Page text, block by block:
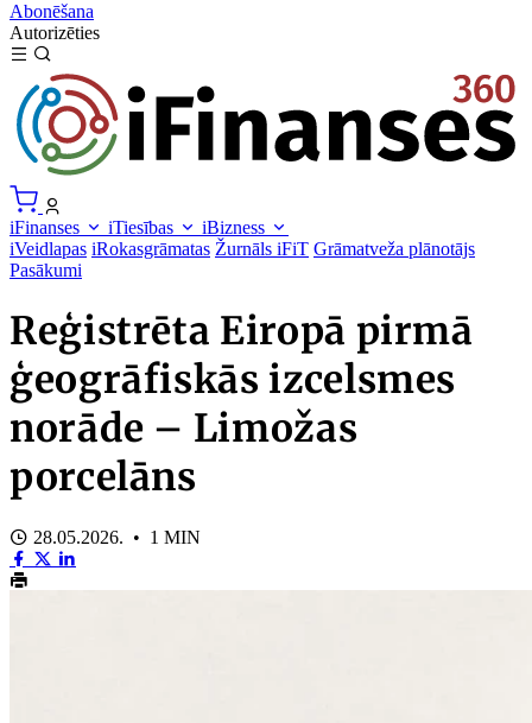
Abonēšana
Autorizēties
iFinanses iTiesības
iBizness
iVeidlapas iRokasgrāmatas Žurnāls iFiT Grāmatveža plānotājs
Pasākumi
Reģistrēta Eiropā pirmā
ģeogrāfiskās izcelsmes
norāde – Limožas
porcelāns
28.05.2026. • 1 MIN